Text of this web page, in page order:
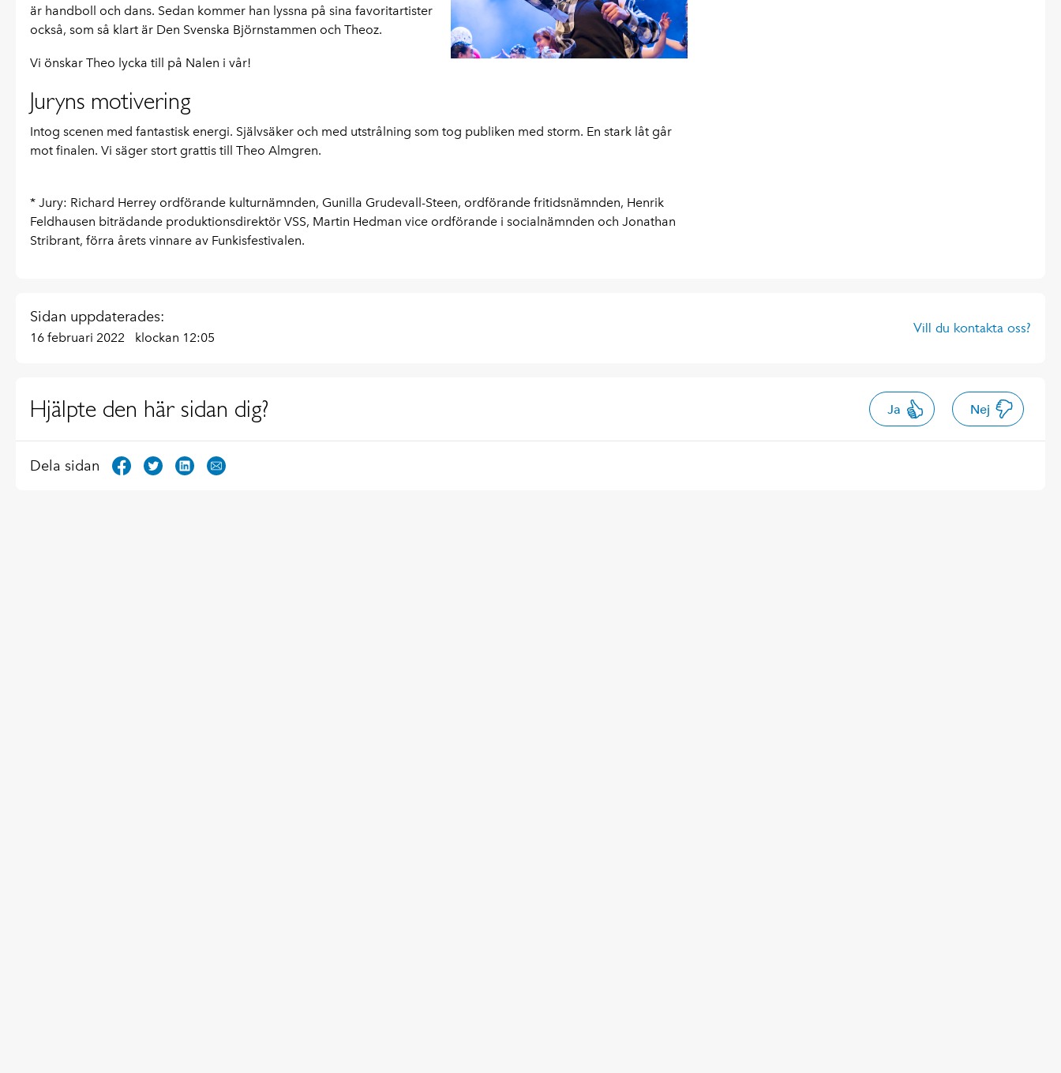
är handboll och dans. Sedan kommer han lyssna på sina favoritartister
också, som så klart är Den Svenska Björnstammen och Theoz.
Vi önskar Theo lycka till på Nalen i vår!
Juryns motivering
Intog scenen med fantastisk energi. Självsäker och med utstrålning som tog publiken med storm. En stark låt går
mot finalen. Vi säger stort grattis till Theo Almgren.
* Jury: Richard Herrey ordförande kulturnämnden, Gunilla Grudevall-Steen, ordförande fritidsnämnden, Henrik
Feldhausen biträdande produktionsdirektör VSS, Martin Hedman vice ordförande i socialnämnden och Jonathan
Stribrant, förra årets vinnare av Funkisfestivalen.
Sidan uppdaterades:
16 februari 2022 klockan 12:05
Vill du kontakta oss?
Hjälpte den här sidan dig? Ja Nej
Dela sidan